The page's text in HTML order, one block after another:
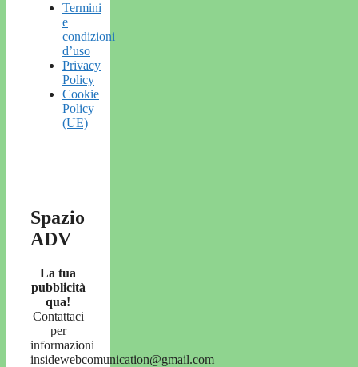
Termini
e
condizioni
d’uso
Privacy
Policy
Cookie
Policy
(UE)
Spazio
ADV
La tua
pubblicità
qua!
Contattaci
per
informazioni
insidewebcomunication@gmail.com